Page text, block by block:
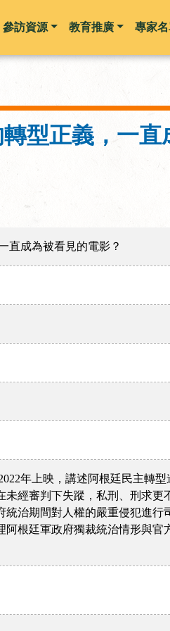
跳到主要內容
參訪資源 教育推廣 專家
轉型正義，一
直成為被看見的電影？
年上映，講述阿根廷民主轉
經審判下失蹤，私刑、刑求
統治期間對人權的嚴重侵犯進
根廷軍政府獨裁統治情形與